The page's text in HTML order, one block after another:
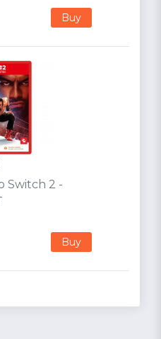
Buy
Switch 2 -
Buy